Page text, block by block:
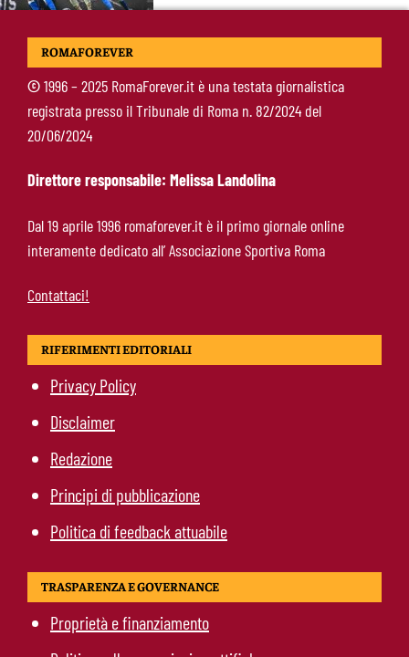
McKennie sorprende tutti: “Il mio idolo era
Molina-Roma, arrivo oggi: il passaporto può
sbloccare un altro colpo
ROMAFOREVER
©1996 – 2025 RomaForever.it è una testata giornalistica
registrata presso il Tribunale di Roma n. 82/2024 del
20/06/2024
Direttore responsabile: Melissa Landolina
Dal 19 aprile 1996 romaforever.it è il primo giornale online
interamente dedicato all’ Associazione Sportiva Roma
Contattaci!
RIFERIMENTI EDITORIALI
Privacy Policy
Disclaimer
Redazione
Principi di pubblicazione
Politica di feedback attuabile
TRASPARENZA E GOVERNANCE
Proprietà e finanziamento